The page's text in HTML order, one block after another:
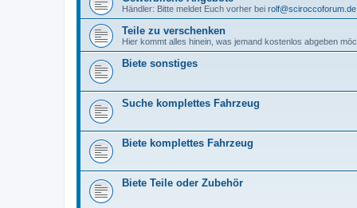
Händler: Bitte meldet Euch vorher bei rolf@sciroccoforum.de
Teile zu verschenken
Hier kommt alles hinein, was jemand kostenlos abgeben
Biete sonstiges
Suche komplettes Fahrzeug
Biete komplettes Fahrzeug
Biete Teile oder Zubehör